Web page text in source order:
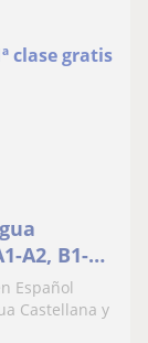
clase gratis
A2, B1-B2
Español
Castellana y